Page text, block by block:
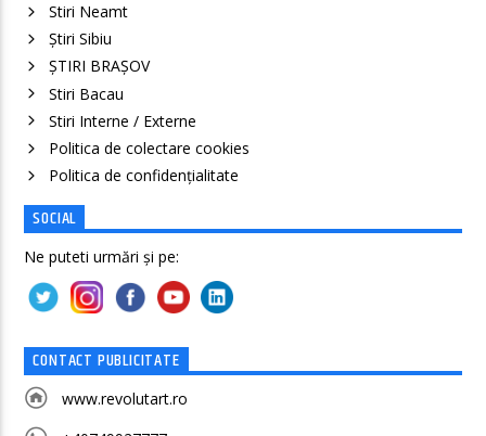
Stiri Neamt
Știri Sibiu
ȘTIRI BRAȘOV
Stiri Bacau
Stiri Interne / Externe
Politica de colectare cookies
Politica de confidenţialitate
SOCIAL
Ne puteti urmări și pe:
CONTACT PUBLICITATE
www.revolutart.ro